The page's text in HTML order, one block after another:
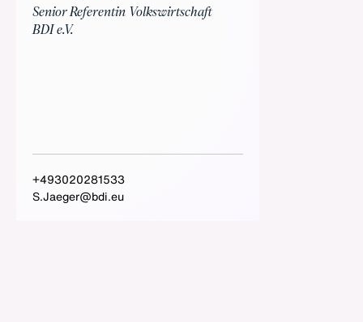
Senior Referentin Volkswirtschaft
BDI e.V.
+493020281533
S.Jaeger@bdi.eu